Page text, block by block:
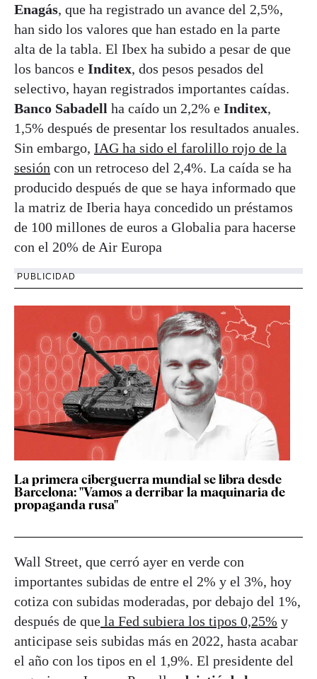
Enagás, que ha registrado un avance del 2,5%,
han sido los valores que han estado en la parte
alta de la tabla. El Ibex ha subido a pesar de que
los bancos e Inditex, dos pesos pesados del
selectivo, hayan registrados importantes caídas.
Banco Sabadell ha caído un 2,2% e Inditex,
1,5% después de presentar los resultados anuales.
Sin embargo, IAG ha sido el farolillo rojo de la
sesión con un retroceso del 2,4%. La caída se ha
producido después de que se haya informado que
la matriz de Iberia haya concedido un préstamos
de 100 millones de euros a Globalia para hacerse
con el 20% de Air Europa
PUBLICIDAD
La primera ciberguerra mundial se libra desde
Barcelona: "Vamos a derribar la maquinaria de
propaganda rusa"
Wall Street, que cerró ayer en verde con
importantes subidas de entre el 2% y el 3%, hoy
cotiza con subidas moderadas, por debajo del 1%,
después de que la Fed subiera los tipos 0,25% y
anticipase seis subidas más en 2022, hasta acabar
el año con los tipos en el 1,9%. El presidente del